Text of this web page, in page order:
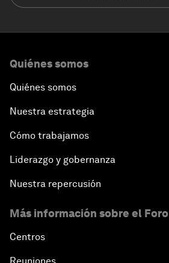
Quiénes somos
Quiénes somos
Nuestra estrategia
Cómo trabajamos
Liderazgo y gobernanza
Nuestra repercusión
Más información sobre el Foro
Centros